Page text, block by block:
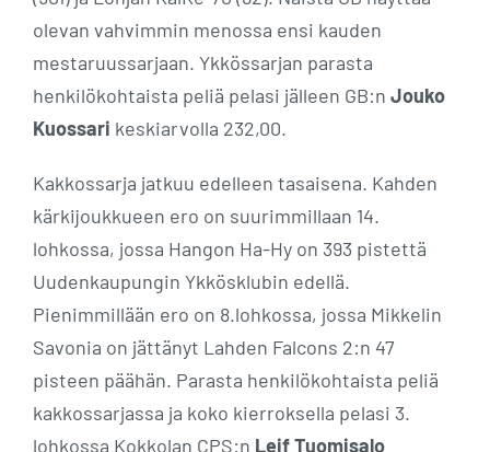
olevan vahvimmin menossa ensi kauden
mestaruussarjaan. Ykkössarjan parasta
henkilökohtaista peliä pelasi jälleen GB:n Jouko
Kuossari keskiarvolla 232,00.
Kakkossarja jatkuu edelleen tasaisena. Kahden
kärkijoukkueen ero on suurimmillaan 14.
lohkossa, jossa Hangon Ha-Hy on 393 pistettä
Uudenkaupungin Ykkösklubin edellä.
Pienimmillään ero on 8.lohkossa, jossa Mikkelin
Savonia on jättänyt Lahden Falcons 2:n 47
pisteen päähän. Parasta henkilökohtaista peliä
kakkossarjassa ja koko kierroksella pelasi 3.
lohkossa Kokkolan CPS:n Leif Tuomisalo